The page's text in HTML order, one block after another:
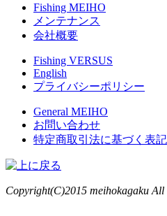
Fishing MEIHO
メンテナンス
会社概要
Fishing VERSUS
English
プライバシーポリシー
General MEIHO
お問い合わせ
特定商取引法に基づく表記
Copyright(C)2015 meihokagaku All